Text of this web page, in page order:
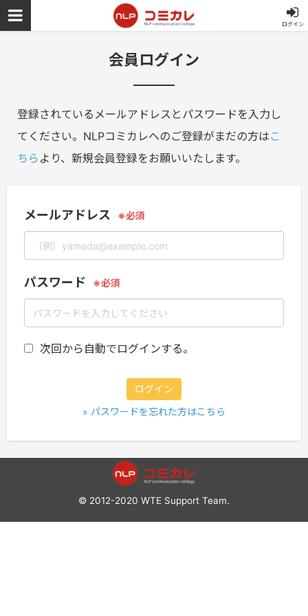
ログイン
会員ログイン
登録されているメールアドレスとパスワードを入力し
てください。NLPコミカレへのご登録がまだの方は こ
ちら より、新規会員登録をお願いいたします。
メールアドレス
パスワード
次回から自動でログインする。
© 2012-2020 WTE Support Team.